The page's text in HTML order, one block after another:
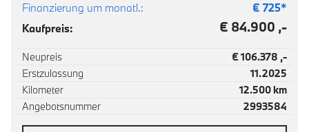
Finanzierung um monatl.: € 725*
Kaufpreis:
€ 84.900 ,-
Neupreis
€ 106.378 ,-
Erstzulassung
11.2025
Kilometer
12.500 km
Angebotsnummer
2993584